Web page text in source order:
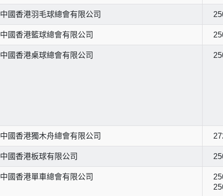
中國香港羽毛球總會有限公司
中國香港籃球總會有限公司
中國香港桌球總會有限公司
中國香港獨木舟總會有限公司
中國香港板球有限公司
中國香港單車總會有限公司